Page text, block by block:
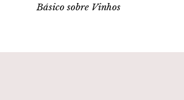
Básico sobre Vinhos